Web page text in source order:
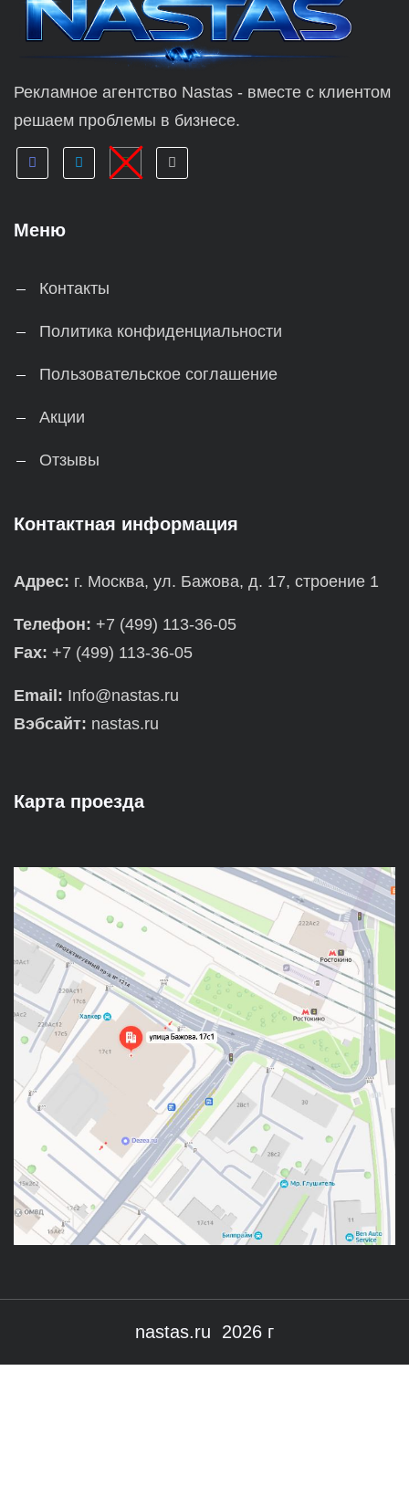
Рекламное агентство Nastas - вместе с клиентом
решаем проблемы в бизнесе.
Меню
Контакты
Политика конфиденциальности
Пользовательское соглашение
Акции
Отзывы
Контактная информация
Адрес: г. Москва, ул. Бажова, д. 17, строение 1
Телефон: +7 (499) 113-36-05
Fax: +7 (499) 113-36-05
Email: Info@nastas.ru
Вэбсайт: nastas.ru
Карта проезда
nastas.ru 2026 г